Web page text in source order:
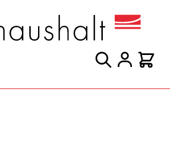
Suche